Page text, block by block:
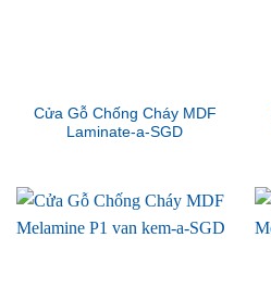
Cửa Gỗ Chống Cháy MDF
Laminate-a-SGD